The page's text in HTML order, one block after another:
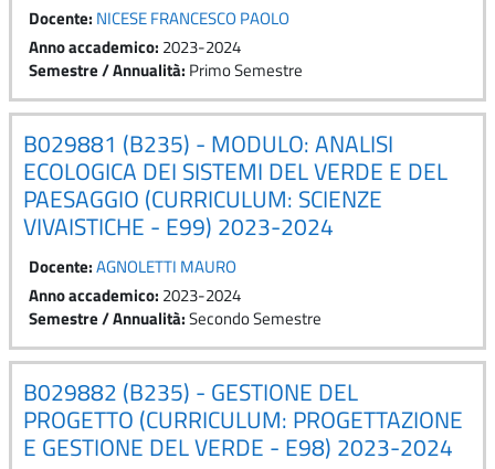
Docente: NICESE FRANCESCO PAOLO
Anno accademico: 2023-2024
Semestre / Annualità: Primo Semestre
B029881 (B235) - MODULO: ANALISI
ECOLOGICA DEI SISTEMI DEL VERDE E DEL
PAESAGGIO (CURRICULUM: SCIENZE
VIVAISTICHE - E99) 2023-2024
Docente:AGNOLETTI MAURO
Anno accademico: 2023-2024
Semestre / Annualità:Secondo Semestre
B029882 (B235) - GESTIONE DEL
PROGETTO (CURRICULUM: PROGETTAZIONE
E GESTIONE DEL VERDE - E98) 2023-2024